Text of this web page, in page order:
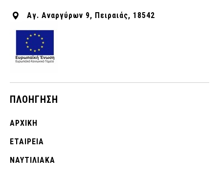
Αγ. Αναργύρων 9, Πειραιάς, 18542
ΠΛΟΉΓΗΣΗ
ΑΡΧΙΚΉ
ΕΤΑΙΡΕΊΑ
ΝΑΥΤΙΛΙΑΚΑ